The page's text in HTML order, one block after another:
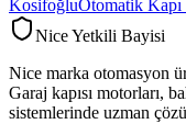
KosifoğluOtomatik Kapı
Nice Yetkili Bayisi
Nice marka otomasyon
Garaj kapısı motorları,
sistemlerinde uzman